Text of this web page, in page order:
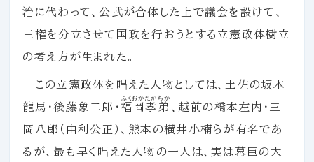
治に代わって、公武が合体した上で議会を設けて、
三権を分立させて国政を行おうとする立憲政体樹立
の考え方が生まれた。
この立憲政体を唱えた人物としては、土佐の坂本
龍馬・後藤象二郎・ 福岡孝弟
ふくおかたかちか
、越前の橋本左内・三
岡八郎（由利公正）、熊本の横井小楠らが有名であ
るが、最も早く唱えた人物の一人は、実は幕臣の大